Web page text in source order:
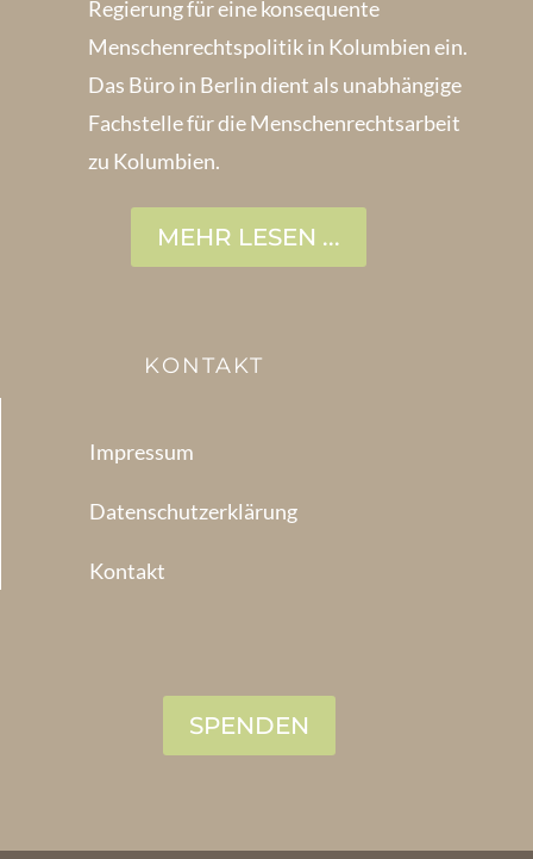
Regierung für eine konsequente
Menschenrechts­politik in Kolum­bien ein.
Das Büro in Berlin dient als unabhängige
Fachstelle für die Menschen­rechtsarbeit
zu Kolumbien.
MEHR LESEN ...
KONTAKT
Impressum
Datenschutzerklärung
Kontakt
SPENDEN